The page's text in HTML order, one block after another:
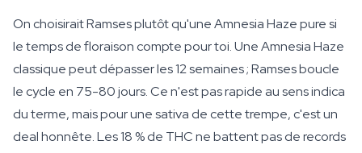
On choisirait Ramses plutôt qu'une Amnesia Haze pure si
le temps de floraison compte pour toi. Une Amnesia Haze
classique peut dépasser les 12 semaines ; Ramses boucle
le cycle en 75-80 jours. Ce n'est pas rapide au sens indica
du terme, mais pour une sativa de cette trempe, c'est un
deal honnête. Les 18 % de THC ne battent pas de records